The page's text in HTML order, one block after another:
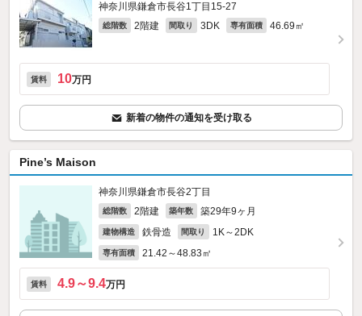
神奈川県鎌倉市長谷1丁目15-27
総階数 2階建 間取り 3DK 専有面積 46.69㎡
賃料 10万円
新着の物件の通知を受け取る
Pine’s Maison
神奈川県鎌倉市長谷2丁目
総階数 2階建 築年数 築29年9ヶ月
建物構造 鉄骨造 間取り 1K～2DK
専有面積 21.42～48.83㎡
賃料 4.9～9.4万円